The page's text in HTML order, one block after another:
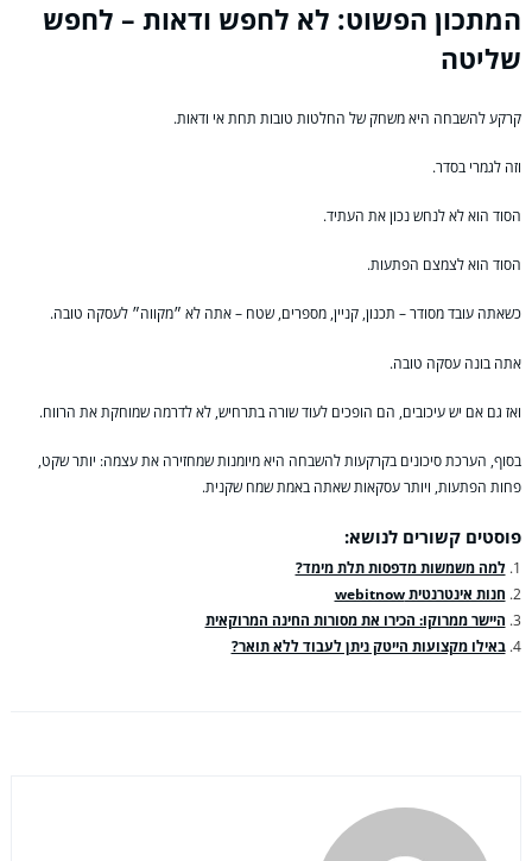
המתכון הפשוט: לא לחפש ודאות – לחפש
שליטה
קרקע להשבחה היא משחק של החלטות טובות תחת אי ודאות.
וזה לגמרי בסדר.
הסוד הוא לא לנחש נכון את העתיד.
הסוד הוא לצמצם הפתעות.
כשאתה עובד מסודר – תכנון, קניין, מספרים, שטח – אתה לא ״מקווה״ לעסקה טובה.
אתה בונה עסקה טובה.
ואז גם אם יש עיכובים, הם הופכים לעוד שורה בתרחיש, לא לדרמה שמוחקת את הרווח.
בסוף, הערכת סיכונים בקרקעות להשבחה היא מיומנות שמחזירה את עצמה: יותר שקט,
פחות הפתעות, ויותר עסקאות שאתה באמת שמח שקנית.
פוסטים קשורים לנושא:
למה משמשות מדפסות תלת מימד?
חנות אינטרנטית webitnow
היישר ממרוקו: הכירו את מסורות החינה המרוקאית
באילו מקצועות הייטק ניתן לעבוד ללא תואר?